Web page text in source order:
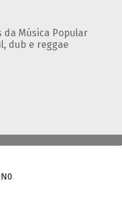
da Música Popular
dub e reggae